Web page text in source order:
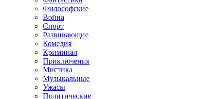
Философские
Война
Спорт
Развивающие
Комедия
Криминал
Приключения
Мистика
Музыкальные
Ужасы
Политические